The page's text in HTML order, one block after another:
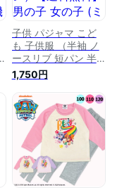
子供 パジャマ こど
も 子供服 （半袖 ノ
ースリブ 短パン 半
ズボン）【送料無
料】 男の子 女の子
(ミニオン 怪盗グル
ー) 薄手綿100％ 保
育園 幼稚園 小学生
春用 夏用 秋用 綿 コ
ットン 100% ディズ
ニー 部屋着 ルーム
ウェア 90 95 100
110 120 130 cm
1,750円